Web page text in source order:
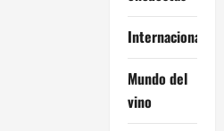
Internacional
Mundo del
vino